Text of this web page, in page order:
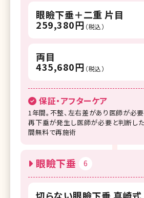
眼瞼下垂＋二重 片目
259,380円 （税込）
両目
435,680円 （税込）
保証・アフターケア
1年間。不整、左右差があり医師が必
再下垂が発生し医師が必要と判断し
間無料で再施術
眼瞼下垂 6